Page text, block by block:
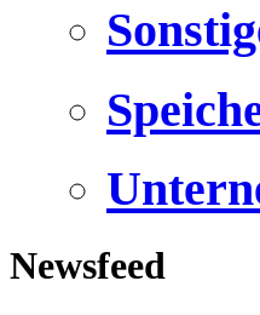
Newsfeed